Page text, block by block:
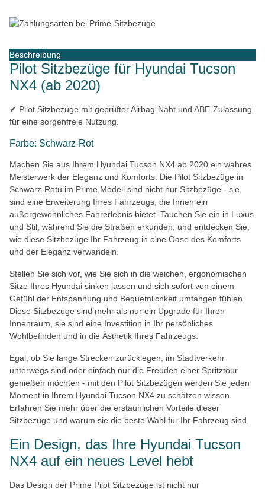
Beschreibung
Pilot Sitzbezüge für Hyundai Tucson
NX4 (ab 2020)
✔ Pilot Sitzbezüge mit geprüfter Airbag-Naht und ABE-Zulassung
für eine sorgenfreie Nutzung.
Farbe: Schwarz-Rot
Machen Sie aus Ihrem Hyundai Tucson NX4 ab 2020 ein wahres
Meisterwerk der Eleganz und Komforts. Die Pilot Sitzbezüge in
Schwarz-Rotu im Prime Modell sind nicht nur Sitzbezüge - sie
sind eine Erweiterung Ihres Fahrzeugs, die Ihnen ein
außergewöhnliches Fahrerlebnis bietet. Tauchen Sie ein in Luxus
und Stil, während Sie die Straßen erkunden, und entdecken Sie,
wie diese Sitzbezüge Ihr Fahrzeug in eine Oase des Komforts
und der Eleganz verwandeln.
Stellen Sie sich vor, wie Sie sich in die weichen, ergonomischen
Sitze Ihres Hyundai sinken lassen und sich sofort von einem
Gefühl der Entspannung und Bequemlichkeit umfangen fühlen.
Diese Sitzbezüge sind mehr als nur ein Upgrade für Ihren
Innenraum, sie sind eine Investition in Ihr persönliches
Wohlbefinden und in die Ästhetik Ihres Fahrzeugs.
Egal, ob Sie lange Strecken zurücklegen, im Stadtverkehr
unterwegs sind oder einfach nur die Freuden einer Spritztour
genießen möchten - mit den Pilot Sitzbezügen werden Sie jeden
Moment in Ihrem Hyundai Tucson NX4 zu schätzen wissen.
Erfahren Sie mehr über die erstaunlichen Vorteile dieser
Sitzbezüge und warum sie die beste Wahl für Ihr Fahrzeug sind.
Ein Design, das Ihre Hyundai Tucson
NX4 auf ein neues Level hebt
Das Design der Prime Pilot Sitzbezüge ist nicht nur